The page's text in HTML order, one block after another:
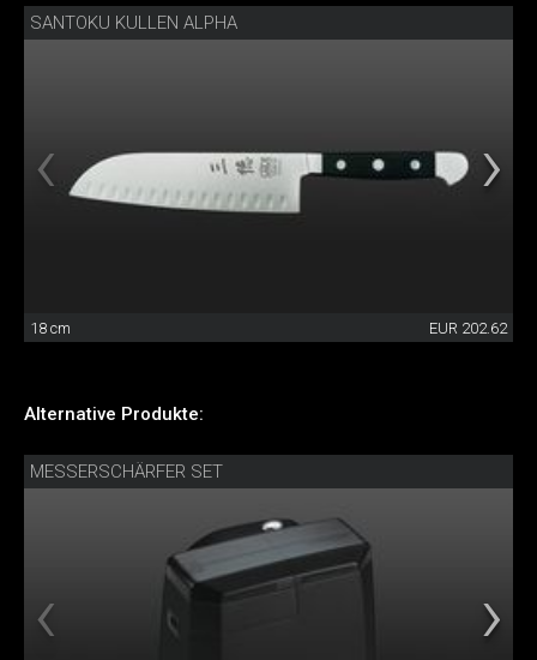
SANTOKU KULLEN ALPHA
18 cm EUR 202.62
Alternative Produkte:
MESSERSCHÄRFER SET